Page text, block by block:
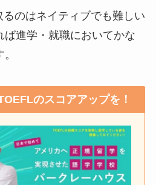
のはネイティブでも難しい
ば進学・就職においてかな
のスコアアップを！